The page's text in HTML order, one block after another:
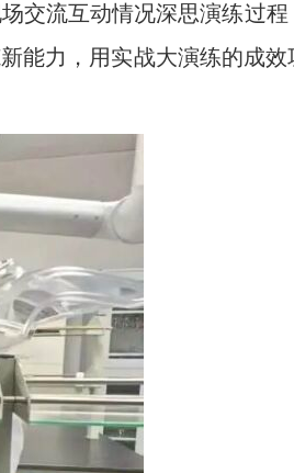
交流互动情况深思演练过程
能力，用实战大演练的成效